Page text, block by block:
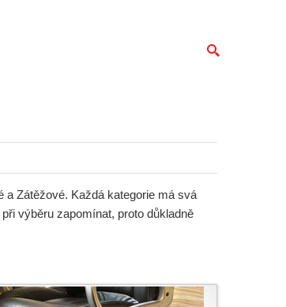
a Zátěžové. Každá kategorie má svá
výběru zapomínat, proto důkladně